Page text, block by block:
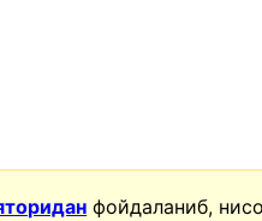
фойдаланиб,